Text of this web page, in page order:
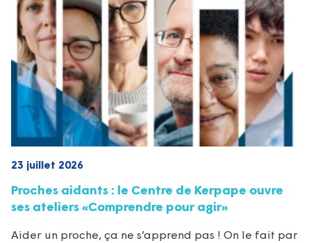
23 juillet 2026
Proches aidants : le Centre de Kerpape ouvre
ses ateliers «Comprendre pour agir»
Aider un proche, ça ne s’apprend pas ! On le fait par